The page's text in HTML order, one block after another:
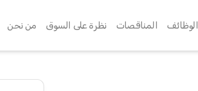
الوظائف المناقصات نظرة على السوق من نحن